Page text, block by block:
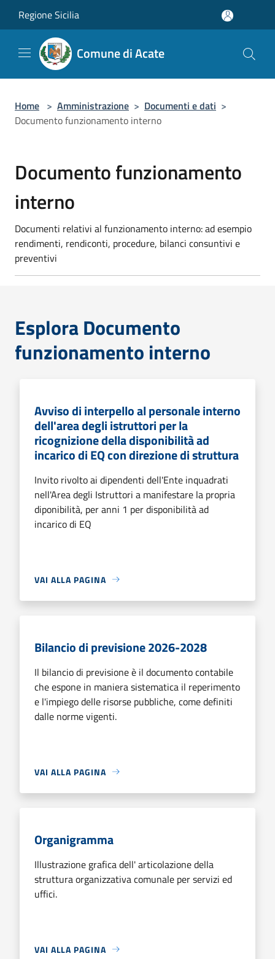
Regione Sicilia
Comune di Acate
Home > Amministrazione > Documenti e dati >
Documento funzionamento interno
Documento funzionamento
interno
Documenti relativi al funzionamento interno: ad esempio
rendimenti, rendiconti, procedure, bilanci consuntivi e
preventivi
Esplora Documento
funzionamento interno
Avviso di interpello al personale interno
dell'area degli istruttori per la
ricognizione della disponibilità ad
incarico di EQ con direzione di struttura
Invito rivolto ai dipendenti dell'Ente inquadrati
nell'Area degli Istruttori a manifestare la propria
diponibilità, per anni 1 per disponibilità ad
incarico di EQ
VAI ALLA PAGINA
Bilancio di previsione 2026-2028
Il bilancio di previsione è il documento contabile
che espone in maniera sistematica il reperimento
e l'impiego delle risorse pubbliche, come definiti
dalle norme vigenti.
VAI ALLA PAGINA
Organigramma
Illustrazione grafica dell' articolazione della
struttura organizzativa comunale per servizi ed
uffici.
VAI ALLA PAGINA